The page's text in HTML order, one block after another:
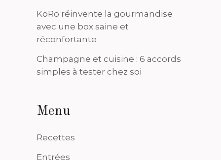
KoRo réinvente la gourmandise
avec une box saine et
réconfortante
Champagne et cuisine : 6 accords
simples à tester chez soi
Menu
Recettes
Entrées